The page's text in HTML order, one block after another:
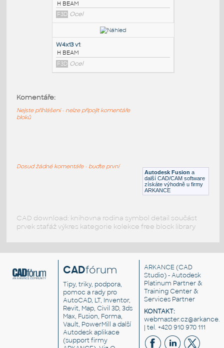
H BEAM
F3D Ocel
F3D Ocel
Autodesk Fusion a
další CAD/CAM software
získáte výhodně u firmy
ARKANCE
Komentáře:
Nejste přihlášeni - nelze připojit komentáře
bloků
Dosud žádné komentáře - buďte první
CAD download: knihovna rodina symbol detail součást
prvek stafáž výkres kategorie kolekce free block library
CADfórum
Tipy, triky, podpora,
pomoc a rady pro
AutoCAD, LT, Inventor,
Revit, Map, Civil 3D, 3ds
Max, Fusion, Forma,
Vault, PowerMill a další
Autodesk aplikace
(support firmy
ARKANCE (CAD
Studio) - Autodesk
Platinum Partner &
Training Center &
Services Partner
KONTAKT:
| tel. +420 910 970 111